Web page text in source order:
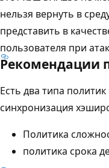
нельзя вернуть в
представить в
пользователя при
Рекомендации
Есть два типа
синхронизация
Политика
политика срока